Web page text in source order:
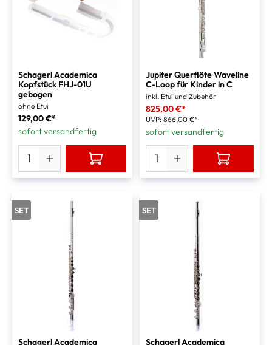
Schagerl Academica
Kopfstück FHJ-01U
gebogen
ohne Etui
129,00 €*
sofort versandfertig
Jupiter Querflöte Waveline
C-Loop für Kinder in C
inkl. Etui und Zubehör
825,00 €*
UVP:866,00 €*
sofort versandfertig
SET
Schagerl Academica
SET
Schagerl Academica